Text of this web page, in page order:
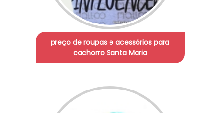
preço de roupas e acessórios para
cachorro Santa Maria